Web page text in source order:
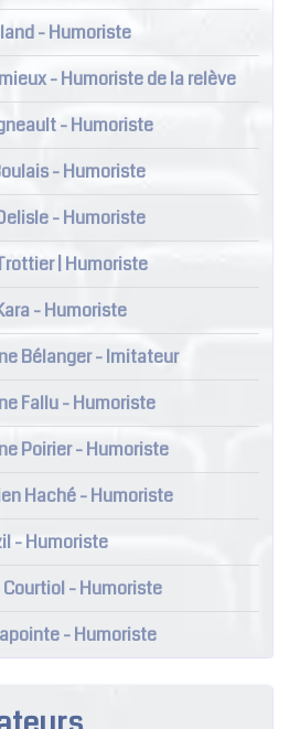
- Humoriste
- Humoriste de la relève
- Humoriste
- Humoriste
- Humoriste
| Humoriste
- Humoriste
Bélanger - Imitateur
Fallu - Humoriste
Poirier - Humoriste
Haché - Humoriste
- Humoriste
- Humoriste
- Humoriste